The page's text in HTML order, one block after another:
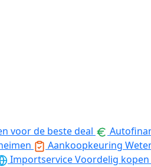
voor de beste deal
Aankoopkeuring
ImportserviceVoordelig